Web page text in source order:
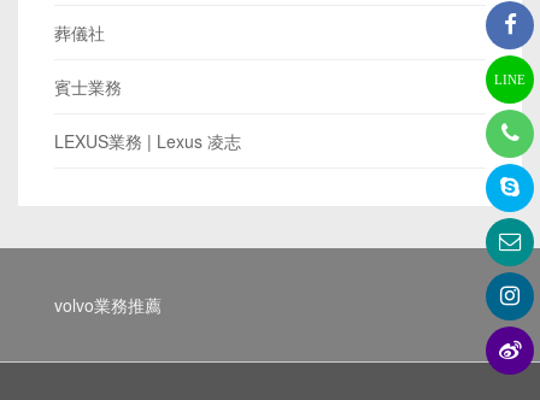
葬儀社
賓士業務
LEXUS業務 | Lexus 凌志
volvo業務推薦
LINE